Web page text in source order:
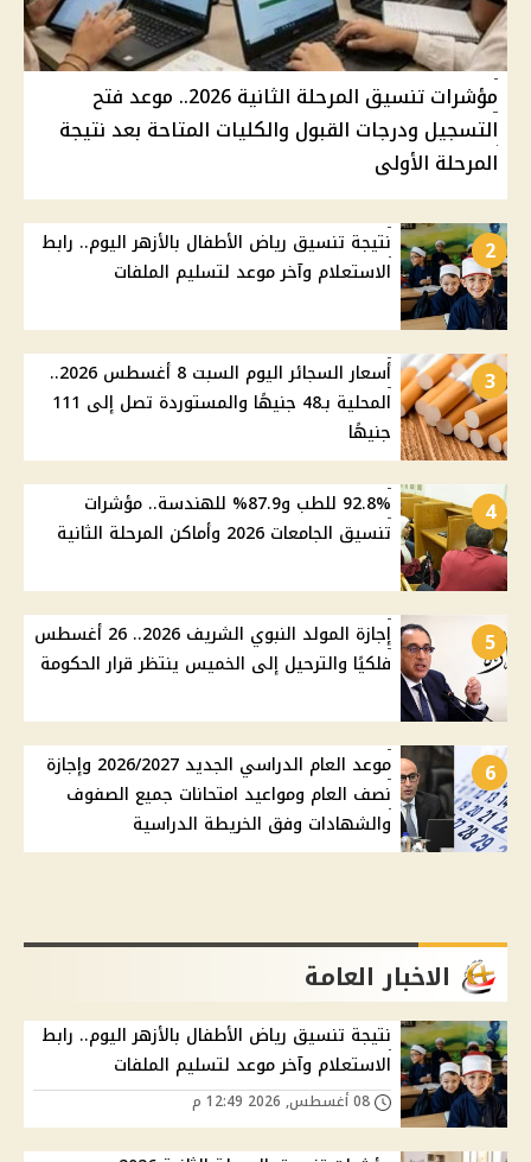
مؤشرات تنسيق المرحلة الثانية 2026.. موعد فتح
التسجيل ودرجات القبول والكليات المتاحة بعد نتيجة
المرحلة الأولى
2
نتيجة تنسيق رياض الأطفال بالأزهر اليوم.. رابط
الاستعلام وآخر موعد لتسليم الملفات
3
أسعار السجائر اليوم السبت 8 أغسطس 2026..
المحلية بـ48 جنيهًا والمستوردة تصل إلى 111
جنيهًا
4
92.8% للطب و87.9% للهندسة.. مؤشرات
تنسيق الجامعات 2026 وأماكن المرحلة الثانية
5
إجازة المولد النبوي الشريف 2026.. 26 أغسطس
فلكيًا والترحيل إلى الخميس ينتظر قرار الحكومة
6
موعد العام الدراسي الجديد 2026/2027 وإجازة
نصف العام ومواعيد امتحانات جميع الصفوف
والشهادات وفق الخريطة الدراسية
الاخبار العامة
نتيجة تنسيق رياض الأطفال بالأزهر اليوم.. رابط
الاستعلام وآخر موعد لتسليم الملفات